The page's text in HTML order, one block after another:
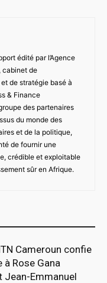
édité par l’Agence
cabinet de
de stratégie basé à
& Finance
des partenaires
du monde des
et de la politique,
de fournir une
crédible et exploitable
sûr en Afrique.
Cameroun confie
Rose Gana
Jean-Emmanuel